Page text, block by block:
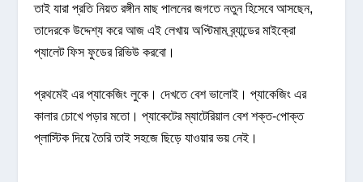
তাই যারা প্রতি নিয়ত রঙ্গীন মাছ পালনের জগতে নতুন হিসেবে আসছেন,
তাদেরকে উদ্দেশ্য করে আজ এই লেখায় অপ্টিমাম ব্র্যান্ডের মাইক্রো
প্যালেট ফিস ফুডের রিভিউ করবো।
প্রথমেই এর প্যাকেজিং লুকে। দেখতে বেশ ভালোই। প্যাকেজিং এর
কালার চোখে পড়ার মতো। প্যাকেটের ম্যাটেরিয়াল বেশ শক্ত-পোক্ত
প্লাস্টিক দিয়ে তৈরি তাই সহজে ছিড়ে যাওয়ার ভয় নেই।